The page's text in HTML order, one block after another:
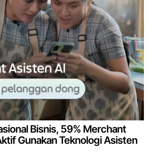
Bisnis, 59% Merchant
Gunakan Teknologi Asisten